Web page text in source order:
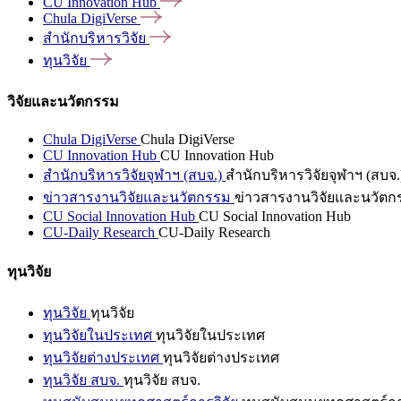
Chula DigiVerse
สำนักบริหารวิจัย
ทุนวิจัย
วิจัยและนวัตกรรม
Chula DigiVerse Chula DigiVerse
CU Innovation Hub CU Innovation Hub
สำนักบริหารวิจัยจุฬาฯ (สบจ.) สำนักบริหารวิจัยจุฬาฯ (สบจ
ข่าวสารงานวิจัยและนวัตกรรม ข่าวสารงานวิจัยและนวัตก
CU Social Innovation Hub CU Social Innovation Hub
CU-Daily Research CU-Daily Research
ทุนวิจัย
ทุนวิจัย ทุนวิจัย
ทุนวิจัยในประเทศ ทุนวิจัยในประเทศ
ทุนวิจัยต่างประเทศ ทุนวิจัยต่างประเทศ
ทุนวิจัย สบจ. ทุนวิจัย สบจ.